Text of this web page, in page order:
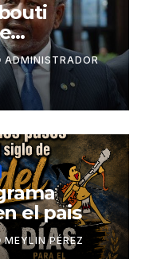
ADMINISTRADOR
el pais
MEYLIN PÉREZ